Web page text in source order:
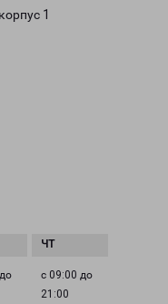
1
с 09:00 до
21:00